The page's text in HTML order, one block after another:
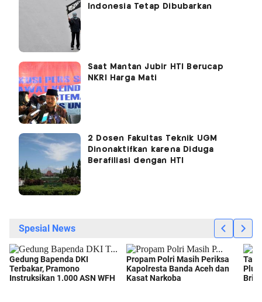
Indonesia Tetap Dibubarkan
Saat Mantan Jubir HTI Berucap
NKRI Harga Mati
2 Dosen Fakultas Teknik UGM
Dinonaktifkan karena Diduga
Berafiliasi dengan HTI